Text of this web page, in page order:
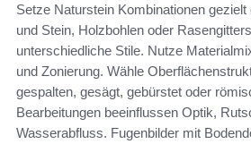
Setze Naturstein Kombinationen
und Stein, Holzbohlen oder
unterschiedliche Stile. Nutze
und Zonierung. Wähle
gespalten, gesägt, gebürstet oder
Bearbeitungen beeinflussen Optik,
Wasserabfluss. Fugenbilder mit